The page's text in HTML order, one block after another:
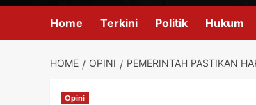
Home Terkini Politik Hukum
HOME OPINI PEMERINTAH PASTIKAN
Opini